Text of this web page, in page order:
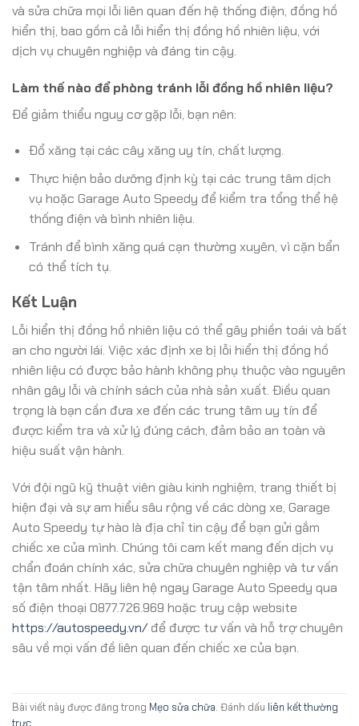
và sửa chữa mọi lỗi liên quan đến hệ thống điện, đồng hồ
hiển thị, bao gồm cả lỗi hiển thị đồng hồ nhiên liệu, với
dịch vụ chuyên nghiệp và đáng tin cậy.
Làm thế nào để phòng tránh lỗi đồng hồ nhiên liệu?
Để giảm thiểu nguy cơ gặp lỗi, bạn nên:
Đổ xăng tại các cây xăng uy tín, chất lượng.
Thực hiện bảo dưỡng định kỳ tại các trung tâm dịch
vụ hoặc Garage Auto Speedy để kiểm tra tổng thể hệ
thống điện và bình nhiên liệu.
Tránh để bình xăng quá cạn thường xuyên, vì cặn bẩn
có thể tích tụ.
Kết Luận
Lỗi hiển thị đồng hồ nhiên liệu có thể gây phiền toái và bất
an cho người lái. Việc xác định xe bị lỗi hiển thị đồng hồ
nhiên liệu có được bảo hành không phụ thuộc vào nguyên
nhân gây lỗi và chính sách của nhà sản xuất. Điều quan
trọng là bạn cần đưa xe đến các trung tâm uy tín để
được kiểm tra và xử lý đúng cách, đảm bảo an toàn và
hiệu suất vận hành.
Với đội ngũ kỹ thuật viên giàu kinh nghiệm, trang thiết bị
hiện đại và sự am hiểu sâu rộng về các dòng xe, Garage
Auto Speedy tự hào là địa chỉ tin cậy để bạn gửi gắm
chiếc xe của mình. Chúng tôi cam kết mang đến dịch vụ
chẩn đoán chính xác, sửa chữa chuyên nghiệp và tư vấn
tận tâm nhất. Hãy liên hệ ngay Garage Auto Speedy qua
số điện thoại 0877.726.969 hoặc truy cập website
https://autospeedy.vn/để được tư vấn và hỗ trợ chuyên
sâu về mọi vấn đề liên quan đến chiếc xe của bạn.
Bài viết này được đăng trong Mẹo sửa chữa. Đánh dấu liên kết thường
trực